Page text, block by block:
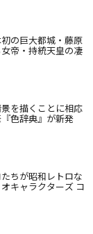
の巨大都城・藤原
帝・持統天皇の凄
を描くことに相応
色辞典』が新発
ちが昭和レトロな
キャラクターズ コ